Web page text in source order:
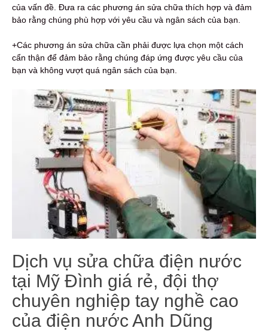
của vấn đề. Đưa ra các phương án sửa chữa thích hợp và đảm
bảo rằng chúng phù hợp với yêu cầu và ngân sách của bạn.
+Các phương án sửa chữa cần phải được lựa chọn một cách
cẩn thận để đảm bảo rằng chúng đáp ứng được yêu cầu của
bạn và không vượt quá ngân sách của bạn.
Dịch vụ sửa chữa điện nước
tại Mỹ Đình giá rẻ, đội thợ
chuyên nghiệp tay nghề cao
của điện nước Anh Dũng